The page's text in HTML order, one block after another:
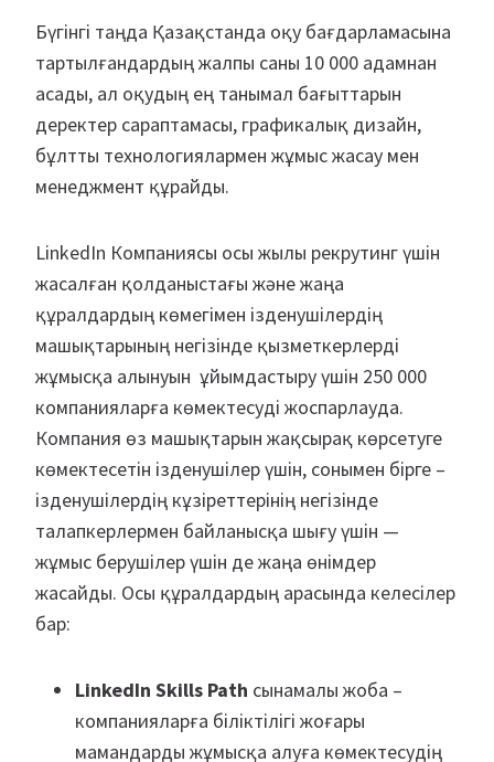
Бүгінгі таңда Қазақстанда оқу бағдарламасына
тартылғандардың жалпы саны 10 000 адамнан
асады, ал оқудың ең танымал бағыттарын
деректер сараптамасы, графикалық дизайн,
бұлтты технологиялармен жұмыс жасау мен
менеджмент құрайды.
LinkedIn Компаниясы осы жылы рекрутинг үшін
жасалған қолданыстағы және жаңа
құралдардың көмегімен ізденушілердің
машықтарының негізінде қызметкерлерді
жұмысқа алынуын ұйымдастыру үшін 250 000
компанияларға көмектесуді жоспарлауда.
Компания өз машықтарын жақсырақ көрсетуге
көмектесетін ізденушілер үшін, сонымен бірге –
ізденушілердің кұзіреттерінің негізінде
талапкерлермен байланысқа шығу үшін —
жұмыс берушілер үшін де жаңа өнімдер
жасайды. Осы құралдардың арасында келесілер
бар:
LinkedIn Skills Path сынамалы жоба –
компанияларға біліктілігі жоғары
мамандарды жұмысқа алуға көмектесудің